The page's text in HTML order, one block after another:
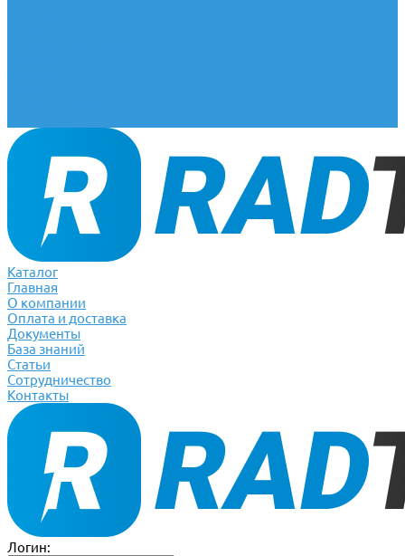
Каталог
Главная
О компании
Оплата и доставка
Документы
База знаний
Статьи
Сотрудничество
Контакты
Логин: